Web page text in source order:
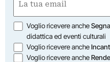
(Obbligatorio)
Opzioni
Voglio ricevere anche
didattica ed eventi culturali
Voglio ricevere anche
Voglio ricevere anche